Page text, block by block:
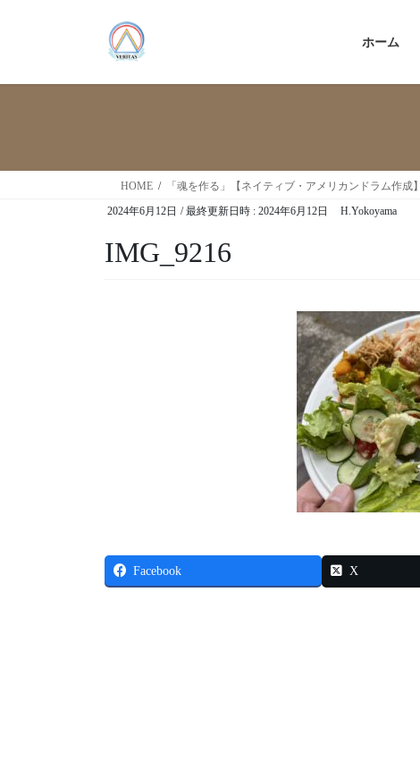
ホーム
HOME 「魂を作る」【ネイティブ・アメリカンドラム作成】
2024年6月12日 / 最終更新日時 : 2024年6月12日 H.Yokoyama
IMG_9216
Facebook X